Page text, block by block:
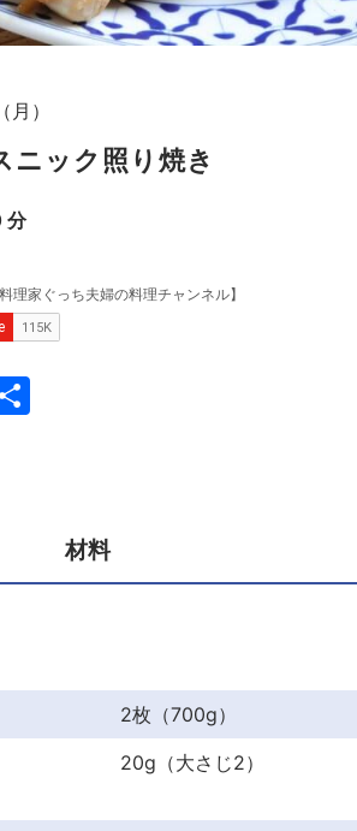
）
ニック照り焼き
分
材料
2枚（700g）
20g（大さじ2）